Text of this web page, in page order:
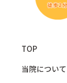
TOP
当院について